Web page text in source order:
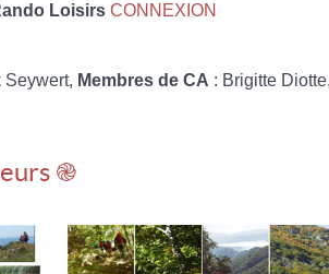
Loisirs CONNEXION
Seywert, Membres de CA : Brigitte
֎